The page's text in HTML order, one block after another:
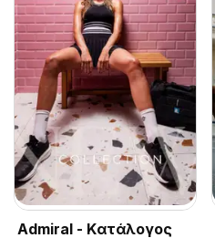
Admiral - Kατάλογος